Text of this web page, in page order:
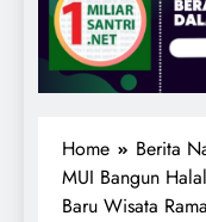
Home
Berita
MUI Bangun
Baru Wisata